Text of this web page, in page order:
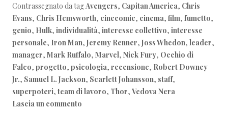
Contrassegnato da tagAvengers, Capitan America, Chris
Evans, Chris Hemsworth, cinecomic, cinema, film, fumetto,
genio, Hulk, individualità, interesse collettivo, interesse
personale, Iron Man, Jeremy Renner, Joss Whedon, leader,
manager, Mark Ruffalo, Marvel, Nick Fury, Occhio di
Falco, progetto, psicologia, recensione, Robert Downey
Jr., Samuel L. Jackson, Scarlett Johansson, staff,
superpoteri, team di lavoro, Thor, Vedova Nera
Lascia un commento